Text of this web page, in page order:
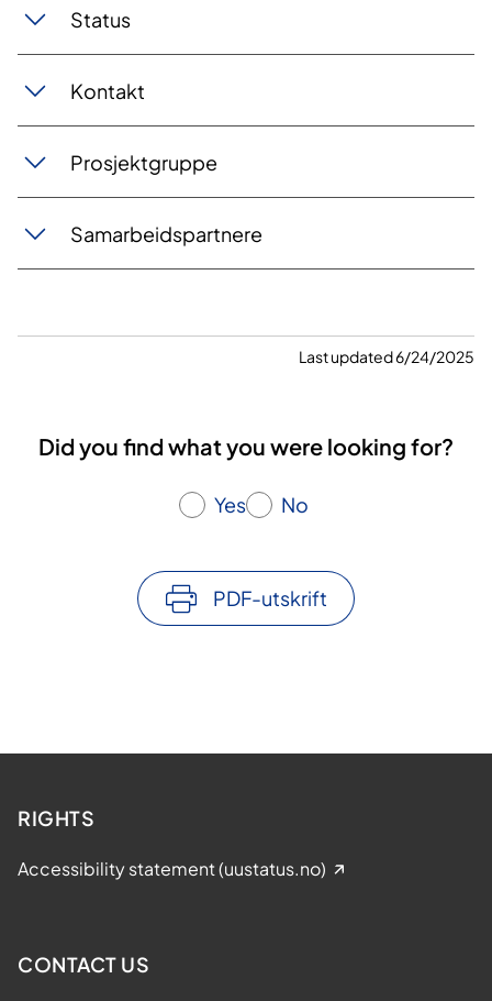
Status
Kontakt
Prosjektgruppe
Samarbeidspartnere
Last updated 6/24/2025
Did you find what you were looking for?
Yes No
PDF-utskrift
RIGHTS
Accessibility statement (uustatus.no)
CONTACT US